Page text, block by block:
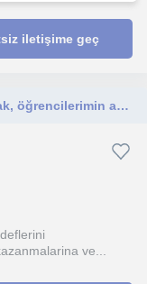
iletişime geç
İngilizce öğretmeni ve eğitim koçu olarak, öğrencilerimin akademik hedeflerine ulaşmalarını destekliyorum.
ve...